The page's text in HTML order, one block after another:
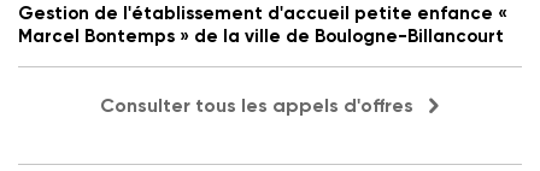
Gestion de l'établissement d'accueil petite enfance «
Marcel Bontemps » de la ville de Boulogne-Billancourt
Consulter tous les appels d'offres